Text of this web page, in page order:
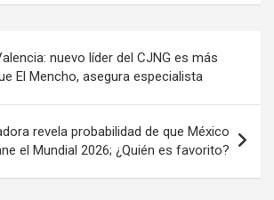
nuevo líder del CJNG es más
El Mencho, asegura especialista
revela probabilidad de que México
el Mundial 2026; ¿Quién es favorito?